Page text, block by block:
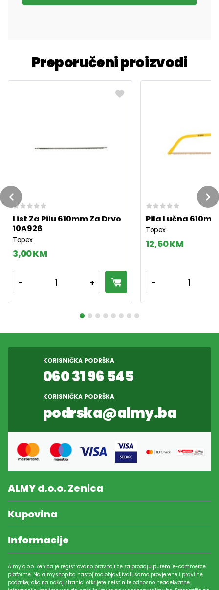
Preporučeni proizvodi
List Za Pilu 610mm Za Drvo
10A926
Topex
3,00 KM
- 1 +
Pila Lučna
Topex
12,50 KM
- 1
Previous
KORISNIČKA PODRŠKA
060 31 96 545
KORISNIČKA PODRŠKA
podrska@almy.ba
ALMY d.o.o. Zenica
Kupovina
Informacije
Almy d.o.o. Zenica je registrovano pravno lice za prodaju putem "e-commerce"
plaforme. Na almyshop.ba nastojimo objavljivati samo provjerene i pravilne
podatke; ako na našoj stranici otkrijete neistinite odnosno neadekvatne